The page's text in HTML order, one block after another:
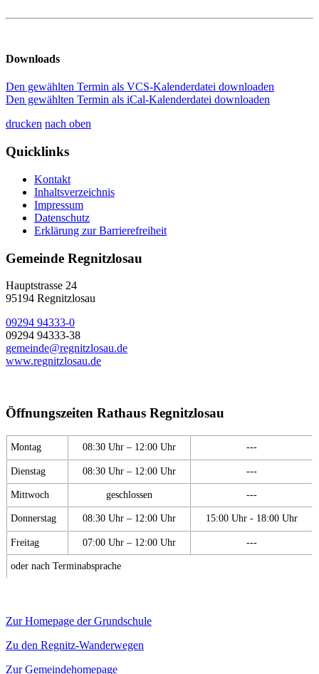
Downloads
Den gewählten Termin als VCS-Kalenderdatei downloaden
Den gewählten Termin als iCal-Kalenderdatei downloaden
drucken nach oben
Quicklinks
Kontakt
Inhaltsverzeichnis
Impressum
Datenschutz
Erklärung zur Barrierefreiheit
Gemeinde Regnitzlosau
Hauptstrasse 24
95194 Regnitzlosau
09294 94333-0
09294 94333-38
gemeinde@regnitzlosau.de
www.regnitzlosau.de
Öffnungszeiten Rathaus Regnitzlosau
Montag 08:30 Uhr – 12:00 Uhr ---
Dienstag 08:30 Uhr – 12:00 Uhr ---
Mittwoch geschlossen ---
Donnerstag 08:30 Uhr – 12:00 Uhr 15:00 Uhr - 18:00 Uhr
Freitag 07:00 Uhr – 12:00 Uhr ---
oder nach Terminabsprache
Zur Homepage der Grundschule
Zu den Regnitz-Wanderwegen
Zur Gemeindehomepage